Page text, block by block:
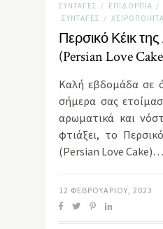
ΣΥΝΤΑΓΈΣ
/ ΕΠΙΔΌΡΠΙΑ /
ΣΥΝΤΑΓΈΣ /
Περσικό Κέικ
(Persian Love
Καλή εβδομάδα σε
σήμερα σας
αρωματικά και
φτιάξει, το
(Persian Love Cake)…
12 ΦΕΒΡΟΥΑΡΊΟΥ, 2023